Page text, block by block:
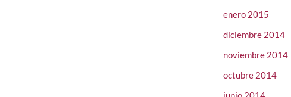
enero 2015
diciembre 2014
noviembre 2014
octubre 2014